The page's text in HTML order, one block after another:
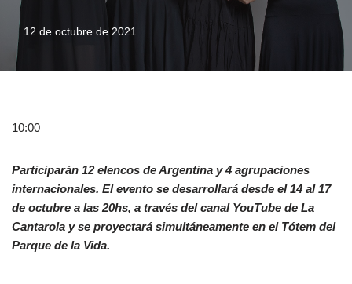
12 de octubre de 2021
10:00
Participarán 12 elencos de Argentina y 4 agrupaciones
internacionales. El evento se desarrollará desde el 14 al 17
de octubre a las 20hs, a través del canal YouTube de La
Cantarola y se proyectará simultáneamente en el Tótem del
Parque de la Vida.